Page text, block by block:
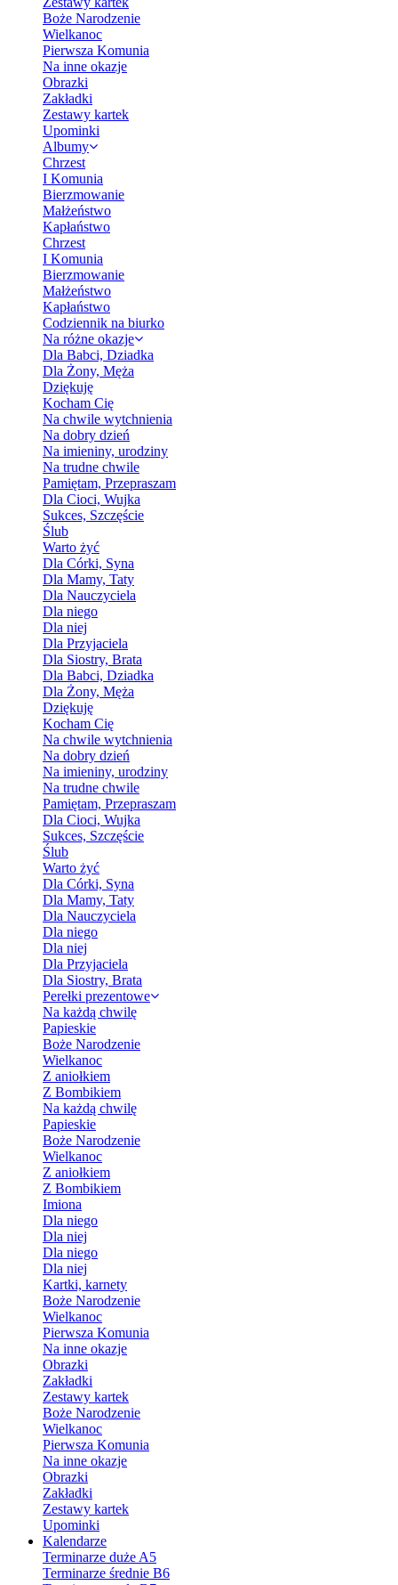
Boże Narodzenie
Wielkanoc
Pierwsza Komunia
Na inne okazje
Obrazki
Zakładki
Zestawy kartek
Upominki
Albumy
Chrzest
I Komunia
Bierzmowanie
Małżeństwo
Kapłaństwo
Chrzest
I Komunia
Bierzmowanie
Małżeństwo
Kapłaństwo
Codziennik na biurko
Na różne okazje
Dla Babci, Dziadka
Dla Żony, Męża
Dziękuję
Kocham Cię
Na chwile wytchnienia
Na dobry dzień
Na imieniny, urodziny
Na trudne chwile
Pamiętam, Przepraszam
Dla Cioci, Wujka
Sukces, Szczęście
Ślub
Warto żyć
Dla Córki, Syna
Dla Mamy, Taty
Dla Nauczyciela
Dla niego
Dla niej
Dla Przyjaciela
Dla Siostry, Brata
Dla Babci, Dziadka
Dla Żony, Męża
Dziękuję
Kocham Cię
Na chwile wytchnienia
Na dobry dzień
Na imieniny, urodziny
Na trudne chwile
Pamiętam, Przepraszam
Dla Cioci, Wujka
Sukces, Szczęście
Ślub
Warto żyć
Dla Córki, Syna
Dla Mamy, Taty
Dla Nauczyciela
Dla niego
Dla niej
Dla Przyjaciela
Dla Siostry, Brata
Perełki prezentowe
Na każdą chwilę
Papieskie
Boże Narodzenie
Wielkanoc
Z aniołkiem
Z Bombikiem
Na każdą chwilę
Papieskie
Boże Narodzenie
Wielkanoc
Z aniołkiem
Z Bombikiem
Imiona
Dla niego
Dla niej
Dla niego
Dla niej
Kartki, karnety
Boże Narodzenie
Wielkanoc
Pierwsza Komunia
Na inne okazje
Obrazki
Zakładki
Zestawy kartek
Boże Narodzenie
Wielkanoc
Pierwsza Komunia
Na inne okazje
Obrazki
Zakładki
Zestawy kartek
Upominki
Kalendarze
Terminarze duże A5
Terminarze średnie B6